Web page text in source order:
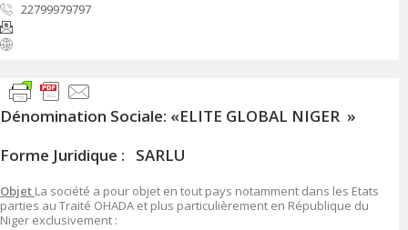
22799979797
Dénomination Sociale: «ELITE GLOBAL NIGER »
Forme Juridique : SARLU
Objet La société a pour objet en tout pays notamment dans les Etats
parties au Traité OHADA et plus particulièrement en République du
Niger exclusivement :